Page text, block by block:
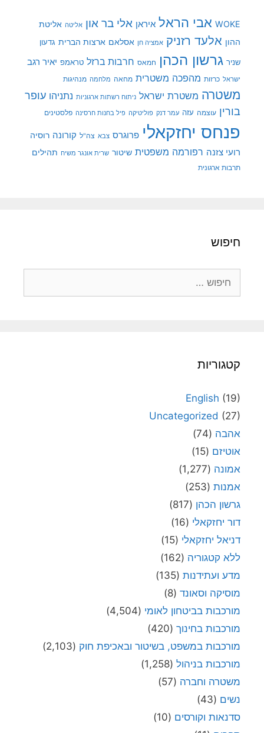
WOKE אבי הראל איראן אלי בר און אליטה אליטת
ההון אלעד רזניק אמציה חן אסלאם ארצות הברית גדעון
שניר גרשון הכהן חמאס חרבות ברזל טראמפ יאיר רגב
ישראל כרזות מהפכה משטרית מחאה מלחמה מנהיגות
משטרה משטרת ישראל ניתוח רשתות ארגוניות נתניהו עופר
בורין עוצמה עזה עמר דנק פוליטיקה פיל בחנות חרסינה פלסטינים
פנחס יחזקאלי פרוגרס צבא צה"ל קורונה רוסיה
רועי צזנה רפורמה משפטית שיטור שרית אונגר משיח תהילים
תרבות ארגונית
חיפוש
קטגוריות
English (19)
Uncategorized (27)
אהבה (74)
אוטיזם (15)
אמונה (1,277)
אמנות (253)
גרשון הכהן (817)
דור יחזקאלי (16)
דניאל יחזקאלי (15)
ללא קטגוריה (162)
מדע ועתידנות (135)
מוסיקה וסאונד (8)
מורכבות בביטחון לאומי (4,504)
מורכבות בחינוך (420)
מורכבות במשפט, בשיטור ובאכיפת חוק (2,103)
מורכבות בניהול (1,258)
משטרה וחברה (57)
נשים (43)
סדנאות וקורסים (10)